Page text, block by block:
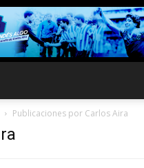
Publicaciones por Carlos Aira